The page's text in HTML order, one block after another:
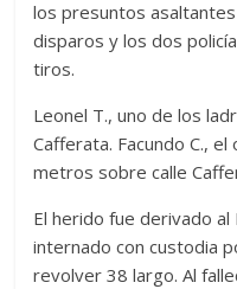
los presuntos
disparos y los dos
tiros.
Leonel T., uno de los
Cafferata. Facundo C.,
metros sobre calle
El herido fue derivado
internado con custodia
revolver 38 largo. Al